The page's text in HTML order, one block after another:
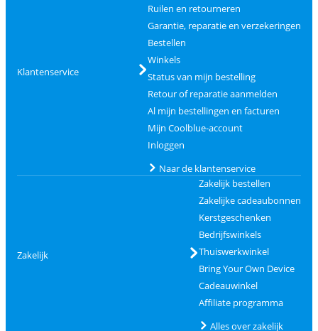
Klantenservice
Ruilen en retourneren
Garantie, reparatie en verzekeringen
Bestellen
Winkels
Status van mijn bestelling
Retour of reparatie aanmelden
Al mijn bestellingen en facturen
Mijn Coolblue-account
Inloggen
Naar de klantenservice
Zakelijk
Zakelijk bestellen
Zakelijke cadeaubonnen
Kerstgeschenken
Bedrijfswinkels
Thuiswerkwinkel
Bring Your Own Device
Cadeauwinkel
Affiliate programma
Alles over zakelijk